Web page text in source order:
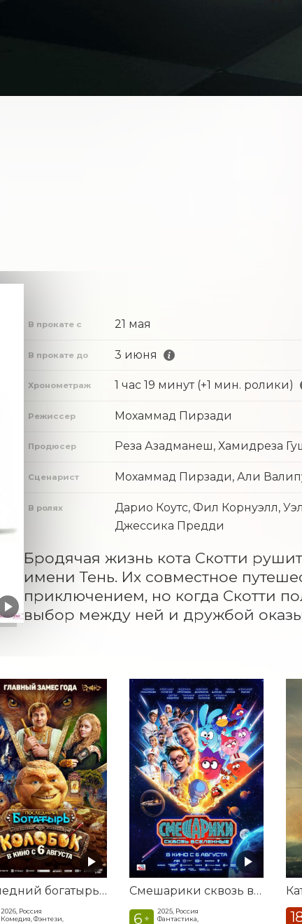
В прокате с 21 мая
В прокате до 3 июня
Хронометраж 1 час 19 минут (+1 мин. ролики)
Режиссер Мохаммад Пирзади
Продюсер Реза Азадманеш, Хамидреза
Сценарист Мохаммад Пирзади, Али
В ролях
Дарио Коутс, Фил Корнуэлл,
Джессика Предди
Бродячая жизнь кота Скотти
имени Тень. Их совместное
приключением, но когда Скотти
выбор между ней и дружбой
Последний богатырь. Колобок
2026, Россия
Комедия, Фэнтези,
Смешарики сквозь вселенные
6 +
2025, Россия
Фантастика,